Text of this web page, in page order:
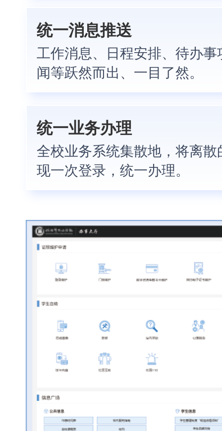
统一消息推送
工作消息、日程安排、待办
闻等跃然而出、一目了然。
统一业务办理
全校业务系统集散地，将离
现一次登录，统一办理。